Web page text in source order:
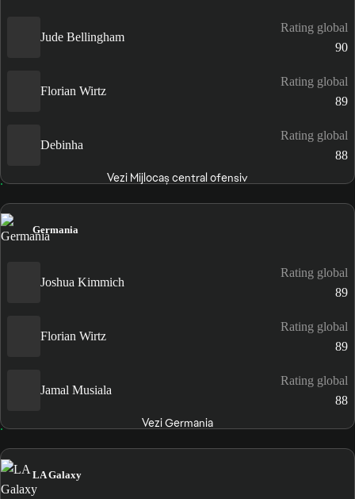
Jude Bellingham
Rating global
90
Florian Wirtz
Rating global
89
Debinha
Rating global
88
Vezi Mijlocaș central ofensiv
Germania
Joshua Kimmich
Rating global
89
Florian Wirtz
Rating global
89
Jamal Musiala
Rating global
88
Vezi Germania
LA Galaxy